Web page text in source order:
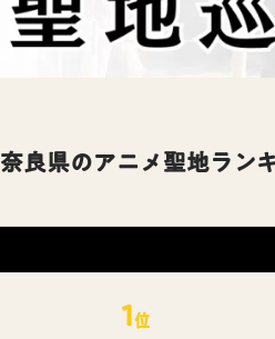
奈良県のアニメ聖地ラン
1位